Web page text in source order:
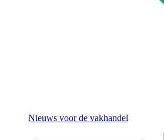
Nieuws voor de vakhandel